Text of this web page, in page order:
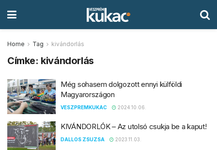
Home Tag kivándorlás
Címke: kivándorlás
Még sohasem dolgozott ennyi külföldi
Magyarországon
VESZPREMKUKAC 2024.10.06.
KIVÁNDORLÓK – Az utolsó csukja be a kaput!
DALLOS ZSUZSA 2023.11.03.